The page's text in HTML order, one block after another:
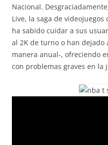
Nacional.
Live, la saga de
ha sabido cuidar a sus
al 2K de turno o han dejado
manera anual-, ofreciendo
con problemas graves en la